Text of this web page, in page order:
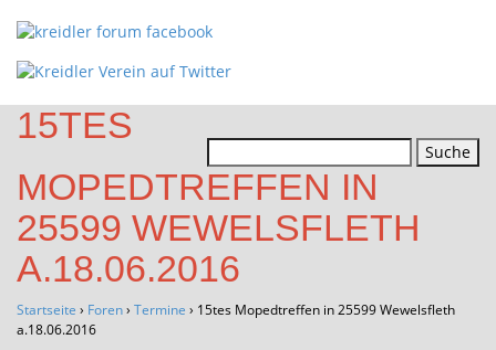
nach:
15TES
MOPEDTREFFEN IN
25599 WEWELSFLETH
A.18.06.2016
Startseite › Foren› Termine › 15tes Mopedtreffen in 25599 Wewelsfleth
a.18.06.2016